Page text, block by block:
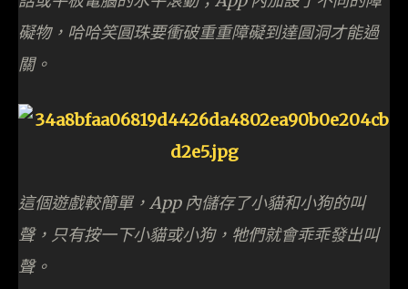
礙物，哈哈笑圓珠要衝破重重障礙到達圓洞才能過
關。
這個遊戲較簡單，App 內儲存了小貓和小狗的叫
聲，只有按一下小貓或小狗，牠們就會乖乖發出叫
聲。